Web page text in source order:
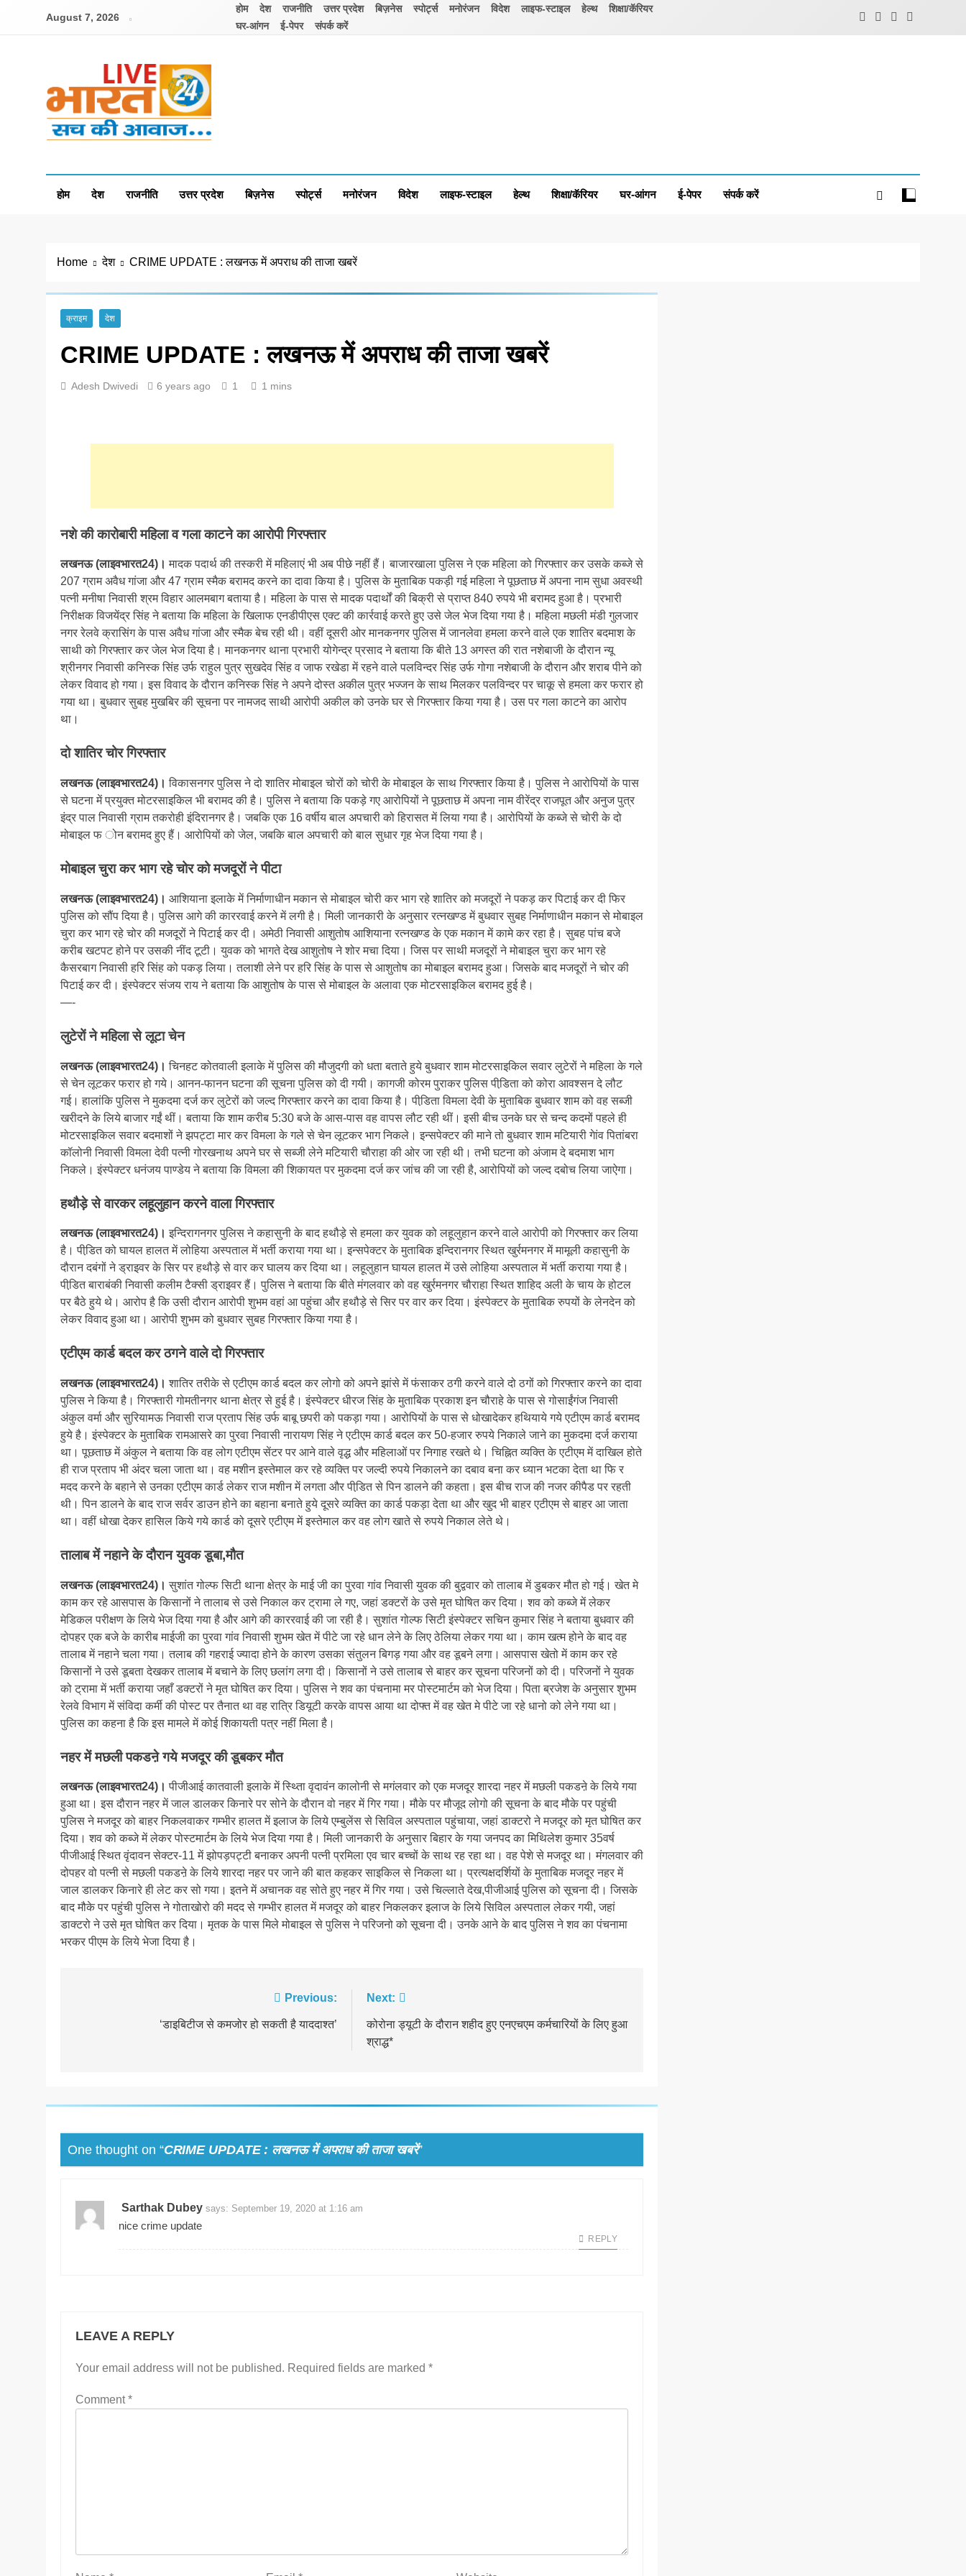
August 7, 2026
होम देश राजनीति उत्तर प्रदेश बिज़नेस स्पोर्ट्स मनोरंजन विदेश लाइफ-स्टाइल हेल्थ
शिक्षा/कॅरियर
घर-आंगन
ई-पेपर संपर्क करें
होम देश राजनीति उत्तर प्रदेश बिज़नेस स्पोर्ट्स मनोरंजन विदेश लाइफ-स्टाइल हेल्थ शिक्षा/कॅरियर घर-आंगन ई-पेपर संपर्क करें
Home देश CRIME UPDATE : लखनऊ में अपराध की ताजा खबरें
क्राइम देश
CRIME UPDATE : लखनऊ में अपराध की ताजा खबरें
Adesh Dwivedi 6 years ago 1 1 mins
नशे की कारोबारी महिला व गला काटने का आरोपी गिरफ्तार
लखनऊ (लाइवभारत24)। मादक पदार्थ की तस्करी में महिलाएं भी अब पीछे नहीं हैं। बाजारखाला पुलिस ने एक महिला को गिरफ्तार कर उसके कब्जे से
207 ग्राम अवैध गांजा और 47 ग्राम स्मैक बरामद करने का दावा किया है। पुलिस के मुताबिक पकड़ी गई महिला ने पूछताछ में अपना नाम सुधा अवस्थी
पत्नी मनीषा निवासी श्रम विहार आलमबाग बताया है। महिला के पास से मादक पदार्थों की बिक्री से प्राप्त 840 रुपये भी बरामद हुआ है। प्रभारी
निरीक्षक विजयेंद्र सिंह ने बताया कि महिला के खिलाफ एनडीपीएस एक्ट की कार्रवाई करते हुए उसे जेल भेज दिया गया है। महिला मछली मंडी गुलजार
नगर रेलवे क्रासिंग के पास अवैध गांजा और स्मैक बेच रही थी। वहीं दूसरी ओर मानकनगर पुलिस में जानलेवा हमला करने वाले एक शातिर बदमाश के
साथी को गिरफ्तार कर जेल भेज दिया है। मानकनगर थाना प्रभारी योगेन्द्र प्रसाद ने बताया कि बीते 13 अगस्त की रात नशेबाजी के दौरान न्यू
श्रीनगर निवासी कनिस्क सिंह उर्फ राहुल पुत्र सुखदेव सिंह व जाफ रखेडा में रहने वाले पलविन्दर सिंह उर्फ गोगा नशेबाजी के दौरान और शराब पीने को
लेकर विवाद हो गया। इस विवाद के दौरान कनिस्क सिंह ने अपने दोस्त अकील पुत्र भज्जन के साथ मिलकर पलविन्दर पर चाकू से हमला कर फरार हो
गया था। बुधवार सुबह मुखबिर की सूचना पर नामजद साथी आरोपी अकील को उनके घर से गिरफ्तार किया गया है। उस पर गला काटने का आरोप
था।
दो शातिर चोर गिरफ्तार
लखनऊ (लाइवभारत24)। विकासनगर पुलिस ने दो शातिर मोबाइल चोरों को चोरी के मोबाइल के साथ गिरफ्तार किया है। पुलिस ने आरोपियों के पास
से घटना में प्रयुक्त मोटरसाइकिल भी बरामद की है। पुलिस ने बताया कि पकड़े गए आरोपियों ने पूछताछ में अपना नाम वीरेंद्र राजपूत और अनुज पुत्र
इंद्र पाल निवासी ग्राम तकरोही इंदिरानगर है। जबकि एक 16 वर्षीय बाल अपचारी को हिरासत में लिया गया है। आरोपियों के कब्जे से चोरी के दो
मोबाइल फ ोन बरामद हुए हैं। आरोपियों को जेल, जबकि बाल अपचारी को बाल सुधार गृह भेज दिया गया है।
मोबाइल चुरा कर भाग रहे चोर को मजदूरों ने पीटा
लखनऊ (लाइवभारत24)। आशियाना इलाके में निर्माणाधीन मकान से मोबाइल चोरी कर भाग रहे शातिर को मजदूरों ने पकड़ कर पिटाई कर दी फिर
पुलिस को सौंप दिया है। पुलिस आगे की काररवाई करने में लगी है। मिली जानकारी के अनुसार रत्नखण्ड में बुधवार सुबह निर्माणाधीन मकान से मोबाइल
चुरा कर भाग रहे चोर की मजदूरों ने पिटाई कर दी। अमेठी निवासी आशुतोष आशियाना रत्नखण्ड के एक मकान में कामे कर रहा है। सुबह पांच बजे
करीब खटपट होने पर उसकी नींद टूटी। युवक को भागते देख आशुतोष ने शोर मचा दिया। जिस पर साथी मजदूरों ने मोबाइल चुरा कर भाग रहे
कैसरबाग निवासी हरि सिंह को पकड़ लिया। तलाशी लेने पर हरि सिंह के पास से आशुतोष का मोबाइल बरामद हुआ। जिसके बाद मजदूरों ने चोर की
पिटाई कर दी। इंस्पेक्टर संजय राय ने बताया कि आशुतोष के पास से मोबाइल के अलावा एक मोटरसाइकिल बरामद हुई है।
—-
लुटेरों ने महिला से लूटा चेन
लखनऊ (लाइवभारत24)। चिनहट कोतवाली इलाके में पुलिस की मौजुदगी को धता बताते हुये बुधवार शाम मोटरसाइकिल सवार लुटेरों ने महिला के गले
से चेन लूटकर फरार हो गये। आनन-फानन घटना की सूचना पुलिस को दी गयी। कागजी कोरम पुराकर पुलिस पीडि़ता को कोरा आवश्सन दे लौट
गई। हालांकि पुलिस ने मुकदमा दर्ज कर लुटेरों को जल्द गिरफ्तार करने का दावा किया है। पीडि़ता विमला देवी के मुताबिक बुधवार शाम को वह सब्जी
खरीदने के लिये बाजार गईं थीं। बताया कि शाम करीब 5:30 बजे के आस-पास वह वापस लौट रही थीं। इसी बीच उनके घर से चन्द कदमों पहले ही
मोटरसाइकिल सवार बदमाशों ने झपट्टा मार कर विमला के गले से चेन लूटकर भाग निकले। इन्सपेक्टर की माने तो बुधवार शाम मटियारी गेांव पितांबरा
कॉलोनी निवासी विमला देवी पत्नी गोरखनाथ अपने घर से सब्जी लेने मटियारी चौराहा की ओर जा रही थी। तभी घटना को अंजाम दे बदमाश भाग
निकले। इंस्पेक्टर धनंजय पाण्डेय ने बताया कि विमला की शिकायत पर मुकदमा दर्ज कर जांच की जा रही है, आरोपियों को जल्द दबोच लिया जाऐगा।
हथौड़े से वारकर लहूलुहान करने वाला गिरफ्तार
लखनऊ (लाइवभारत24)। इन्दिरागनगर पुलिस ने कहासुनी के बाद हथौड़े से हमला कर युवक को लहूलुहान करने वाले आरोपी को गिरफ्तार कर लिया
है। पीडि़त को घायल हालत में लोहिया अस्पताल में भर्ती कराया गया था। इन्सपेक्टर के मुताबिक इन्दिरानगर स्थित खुर्रमनगर में मामूली कहासुनी के
दौरान दबंगों ने ड्राइवर के सिर पर हथौड़े से वार कर घालय कर दिया था। लहूलुहान घायल हालत में उसे लोहिया अस्पताल में भर्ती कराया गया है।
पीडि़त बाराबंकी निवासी कलीम टैक्सी ड्राइवर हैं। पुलिस ने बताया कि बीते मंगलवार को वह खुर्रमनगर चौराहा स्थित शाहिद अली के चाय के होटल
पर बैठे हुये थे। आरोप है कि उसी दौरान आरोपी शुभम वहां आ पहुंचा और हथौड़े से सिर पर वार कर दिया। इंस्पेक्टर के मुताबिक रुपयों के लेनदेन को
लेकर विवाद हुआ था। आरोपी शुभम को बुधवार सुबह गिरफ्तार किया गया है।
एटीएम कार्ड बदल कर ठगने वाले दो गिरफ्तार
लखनऊ (लाइवभारत24)। शातिर तरीके से एटीएम कार्ड बदल कर लोगो को अपने झांसे में फंसाकर ठगी करने वाले दो ठगों को गिरफ्तार करने का दावा
पुलिस ने किया है। गिरफ्तारी गोमतीनगर थाना क्षेत्र से हुई है। इंस्पेक्टर धीरज सिंह के मुताबिक प्रकाश इन चौराहे के पास से गोसाईंगंज निवासी
अंकुल वर्मा और सुरियामऊ निवासी राज प्रताप सिंह उर्फ बाबू छपरी को पकड़ा गया। आरोपियों के पास से धोखादेकर हथियाये गये एटीएम कार्ड बरामद
हुये है। इंस्पेक्टर के मुताबिक रामआसरे का पुरवा निवासी नारायण सिंह ने एटीएम कार्ड बदल कर 50-हजार रुपये निकाले जाने का मुकदमा दर्ज कराया
था। पूछताछ में अंकुल ने बताया कि वह लोग एटीएम सेंटर पर आने वाले वृद्ध और महिलाओं पर निगाह रखते थे। चिह्नित व्यक्ति के एटीएम में दाखिल होते
ही राज प्रताप भी अंदर चला जाता था। वह मशीन इस्तेमाल कर रहे व्यक्ति पर जल्दी रुपये निकालने का दबाव बना कर ध्यान भटका देता था फि र
मदद करने के बहाने से उनका एटीएम कार्ड लेकर राज मशीन में लगता और पीडि़त से पिन डालने की कहता। इस बीच राज की नजर कीपैड पर रहती
थी। पिन डालने के बाद राज सर्वर डाउन होने का बहाना बनाते हुये दूसरे व्यक्ति का कार्ड पकड़ा देता था और खुद भी बाहर एटीएम से बाहर आ जाता
था। वहीं धोखा देकर हासिल किये गये कार्ड को दूसरे एटीएम में इस्तेमाल कर वह लोग खाते से रुपये निकाल लेते थे।
तालाब में नहाने के दौरान युवक डूबा,मौत
लखनऊ (लाइवभारत24)। सुशांत गोल्फ सिटी थाना क्षेत्र के माई जी का पुरवा गांव निवासी युवक की बुद्ववार को तालाब में डुबकर मौत हो गई। खेत मे
काम कर रहे आसपास के किसानों ने तालाब से उसे निकाल कर ट्रामा ले गए, जहां डक्टरों के उसे मृत घोषित कर दिया। शव को कब्जे में लेकर
मेडिकल परीक्षण के लिये भेज दिया गया है और आगे की काररवाई की जा रही है। सुशांत गोल्फ सिटी इंस्पेक्टर सचिन कुमार सिंह ने बताया बुधवार की
दोपहर एक बजे के कारीब माईजी का पुरवा गांव निवासी शुभम खेत में पीटे जा रहे धान लेने के लिए ठेलिया लेकर गया था। काम खत्म होने के बाद वह
तालाब में नहाने चला गया। तलाब की गहराई ज्यादा होने के कारण उसका संतुलन बिगड़ गया और वह डूबने लगा। आसपास खेतो में काम कर रहे
किसानों ने उसे डूबता देखकर तालाब में बचाने के लिए छलांग लगा दी। किसानों ने उसे तालाब से बाहर कर सूचना परिजनों को दी। परिजनों ने युवक
को ट्रामा में भर्ती कराया जहाँ डक्टरों ने मृत घोषित कर दिया। पुलिस ने शव का पंचनामा मर पोस्टमार्टम को भेज दिया। पिता ब्रजेश के अनुसार शुभम
रेलवे विभाग में संविदा कर्मी की पोस्ट पर तैनात था वह रात्रि डियूटी करके वापस आया था दोफ्त में वह खेत मे पीटे जा रहे धानो को लेने गया था।
पुलिस का कहना है कि इस मामले में कोई शिकायती पत्र नहीं मिला है।
नहर में मछली पकडऩे गये मजदूर की डूबकर मौत
लखनऊ (लाइवभारत24)। पीजीआई कातवाली इलाके में स्थ्तिा वृदावंन कालोनी से मगंलवार को एक मजदूर शारदा नहर में मछली पकडऩे के लिये गया
हुआ था। इस दौरान नहर में जाल डालकर किनारे पर सोने के दौरान वो नहर में गिर गया। मौके पर मौजूद लोगो की सूचना के बाद मौके पर पहुंची
पुलिस ने मजदूर को बाहर निकलवाकर गम्भीर हालत में इलाज के लिये एम्बुलेंस से सिविल अस्पताल पहुंचाया, जहां डाक्टरो ने मजदूर को मृत घोषित कर
दिया। शव को कब्जे में लेकर पोस्टमार्टम के लिये भेज दिया गया है। मिली जानकारी के अनुसार बिहार के गया जनपद का मिथिलेश कुमार 35वर्ष
पीजीआई स्थित वृंदावन सेक्टर-11 में झोपड़पट्टी बनाकर अपनी पत्नी प्रमिला एव चार बच्चों के साथ रह रहा था। वह पेशे से मजदूर था। मंगलवार की
दोपहर वो पत्नी से मछली पकडऩे के लिये शारदा नहर पर जाने की बात कहकर साइकिल से निकला था। प्रत्यक्षदर्शियों के मुताबिक मजदूर नहर में
जाल डालकर किनारे ही लेट कर सो गया। इतने में अचानक वह सोते हुए नहर में गिर गया। उसे चिल्लाते देख,पीजीआई पुलिस को सूचना दी। जिसके
बाद मौके पर पहुंची पुलिस ने गोताखोरो की मदद से गम्भीर हालत में मजदूर को बाहर निकलकर इलाज के लिये सिविल अस्पताल लेकर गयी, जहां
डाक्टरो ने उसे मृत घोषित कर दिया। मृतक के पास मिले मोबाइल से पुलिस ने परिजनो को सूचना दी। उनके आने के बाद पुलिस ने शव का पंचनामा
भरकर पीएम के लिये भेजा दिया है।
navigation
Previous:
‘डाइबिटीज से कमजोर हो सकती है याददाश्त’
Next:
कोरोना ड्यूटी के दौरान शहीद हुए एनएचएम कर्मचारियों के लिए हुआ
श्राद्ध*
One thought on “CRIME UPDATE : लखनऊ में अपराध की ताजा खबरें”
Sarthak Dubey says: September 19, 2020 at 1:16 am
nice crime update
REPLY
LEAVE A REPLY
Your email address will not be published. Required fields are marked *
Comment*